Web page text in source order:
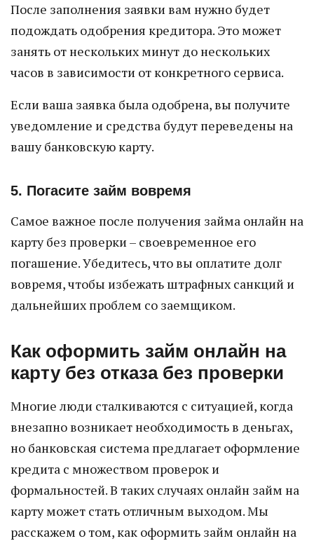
После заполнения заявки вам нужно будет
подождать одобрения кредитора. Это может
занять от нескольких минут до нескольких
часов в зависимости от конкретного сервиса.
Если ваша заявка была одобрена, вы получите
уведомление и средства будут переведены на
вашу банковскую карту.
5. Погасите займ вовремя
Самое важное после получения займа онлайн на
карту без проверки – своевременное его
погашение. Убедитесь, что вы оплатите долг
вовремя, чтобы избежать штрафных санкций и
дальнейших проблем со заемщиком.
Как оформить займ онлайн на
карту без отказа без проверки
Многие люди сталкиваются с ситуацией, когда
внезапно возникает необходимость в деньгах,
но банковская система предлагает оформление
кредита с множеством проверок и
формальностей. В таких случаях онлайн займ на
карту может стать отличным выходом. Мы
расскажем о том, как оформить займ онлайн на